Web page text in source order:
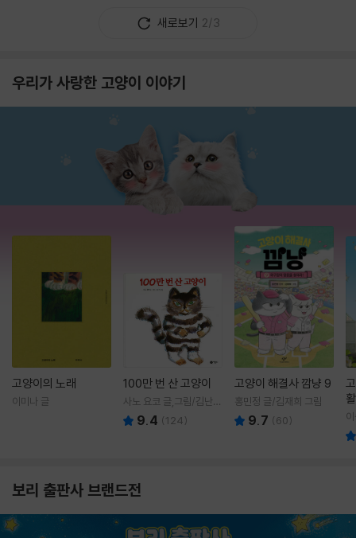
새로보기 2/3
우리가 사랑한 고양이 이야기
고양이의 노래
이미나 글
100만 번 산 고양이
사노 요코 글,그림/김난주
역 9.4 (124)
고양이 해결사 깜냥 9
홍민정 글/김재희 그림
9.7 (60)
보리 출판사 브랜드전